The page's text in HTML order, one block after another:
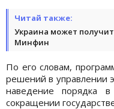
Читай также:
Украина может
Минфин
По его словам,
решений в управлении
наведение порядка
сокращении